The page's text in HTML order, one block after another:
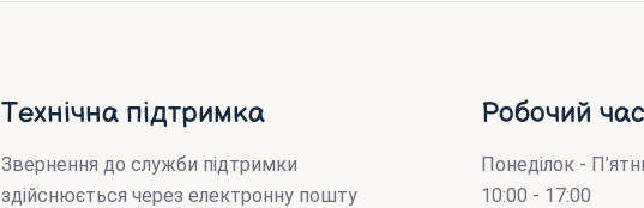
Технічна підтримка
Звернення до служби підтримки
здійснюється через електронну пошту
Робочий
Понеділок -
10:00 - 17:00